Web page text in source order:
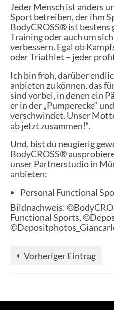
Jeder Mensch ist anders
Sport betreiben, der ihm
BodyCROSS® ist bestens
Training oder auch um
verbessern. Egal ob
oder Triathlet – jeder
Ich bin froh, darüber
anbieten zu können, das
sind vorbei, in denen ein
er in der „Pumperecke“
verschwindet. Unser
ab jetzt zusammen!“.
Und, bist du neugierig
BodyCROSS®
unser Partnerstudio in
anbieten:
Personal Functional
Bildnachweis:
Functional Sports,
Vorheriger Eintrag